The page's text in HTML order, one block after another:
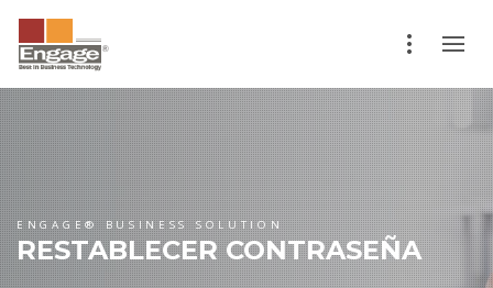
ENGAGE® BUSINESS SOLUTION
RESTABLECER CONTRASEÑA